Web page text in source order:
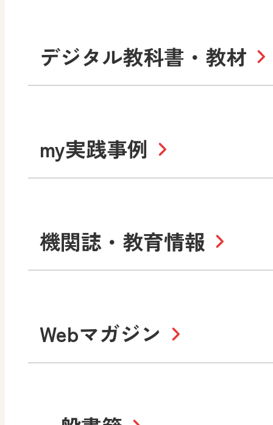
小学校
社会
算数
中学校
数学
美術
高等学校
美術／工芸
情報
デジタル教科書・教材
令和6年度版小学校・
令和7年度版中学校 デジ
サポートサイト
令和3年度版中学校 デジ
教材サポートサイト
色彩入門
my実践事例
小学校
書写（国語） 社会
生活
機関誌・教育情報
教科全般
教育情報
Webマガジン
まなびと